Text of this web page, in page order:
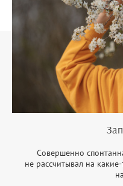
Совершенно
не рассчитывал на